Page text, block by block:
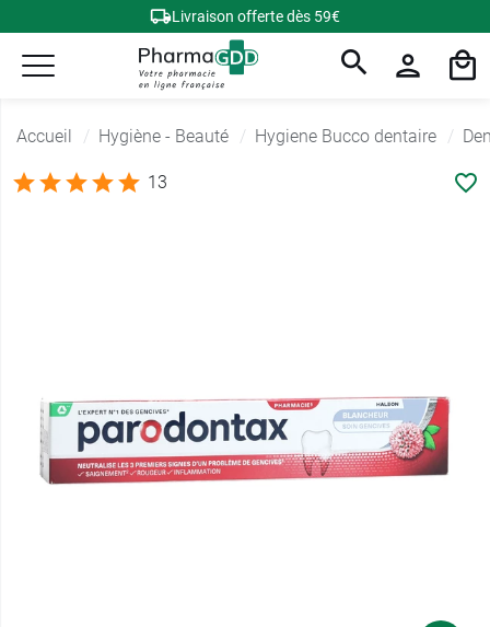
Livraison offerte dès 59€
Accueil Hygiène - Beauté Hygiene Bucco dentaire
13